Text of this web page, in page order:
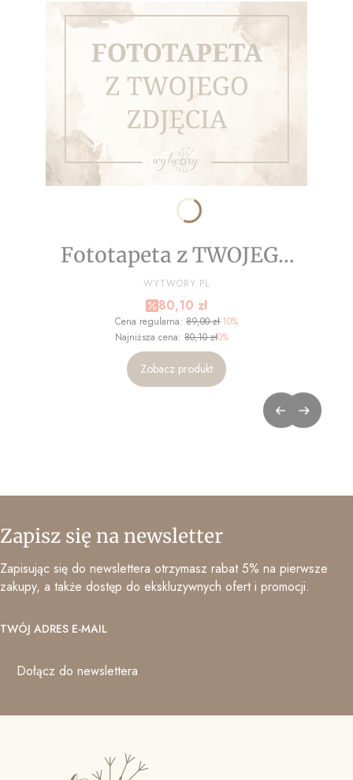
Fototapeta z TWOJEGO
ZDJĘCIA - NA WYMIAR
PRODUCENT
WYTWORY.PL
Cena promocyjna
80,10 zł
Cena regularna: 89,00 zł-10%
Najniższa cena: 80,10 zł0%
Zobacz produkt
Zapisz się na newsletter
Zapisując się do newslettera otrzymasz rabat 5% na pierwsze
zakupy, a także dostęp do ekskluzywnych ofert i promocji.
TWÓJ ADRES E-MAIL
Dołącz do newslettera